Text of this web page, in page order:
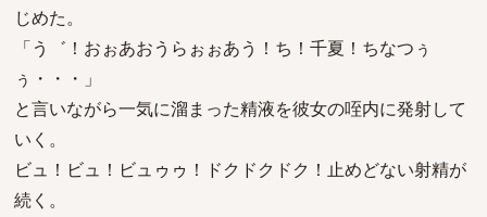
じめた。
「う゛！おぉあおうらぉぉあう！ち！千夏！ちなつぅ
ぅ・・・」
と言いながら一気に溜まった精液を彼女の咥内に発射して
いく。
ビュ！ビュ！ビュゥゥ！ドクドクドク！止めどない射精が
続く。